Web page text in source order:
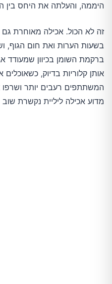
היממה, והעלתה את היחס בין
זה לא הכול. אכילה מאוחרת
בשעות הערות ואת חום הגוף,
ברקמת השומן בכיוון שמעודד
אותן קלוריות בדיוק,
המשתתפים רעבים יותר ושרפו
מדוע אכילה ליליית נקשרת